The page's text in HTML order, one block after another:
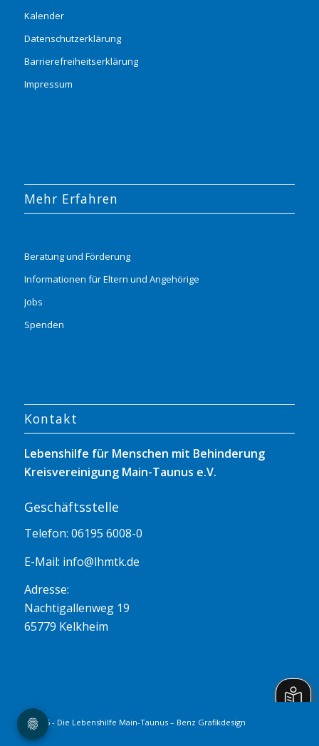
Kalender
Datenschutzerklärung
Barrierefreiheitserklärung
Impressum
Mehr Erfahren
Beratung und Förderung
Informationen für Eltern und Angehörige
Jobs
Spenden
Kontakt
Lebenshilfe für Menschen mit Behinderung
Kreisvereinigung Main-Taunus e.V.
Geschäftsstelle
Telefon: 06195 6008-0
E-Mail: info@lhmtk.de
Adresse:
Nachtigallenweg 19
65779 Kelkheim
© 2026 - Die Lebenshilfe Main-Taunus – Benz Grafikdesign